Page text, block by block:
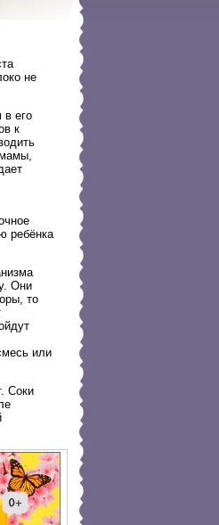
не
в его
к
ребёнка
Они
то
или
Соки